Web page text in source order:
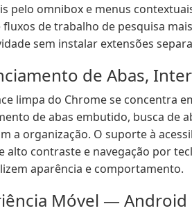
pelo omnibox e menus
fluxos de trabalho de pesquisa
sem instalar extensões
de Abas,
limpa do Chrome se concentra
de abas embutido, busca de
a organização. O suporte à
alto contraste e navegação por
aparência e comportamento.
Móvel — Android